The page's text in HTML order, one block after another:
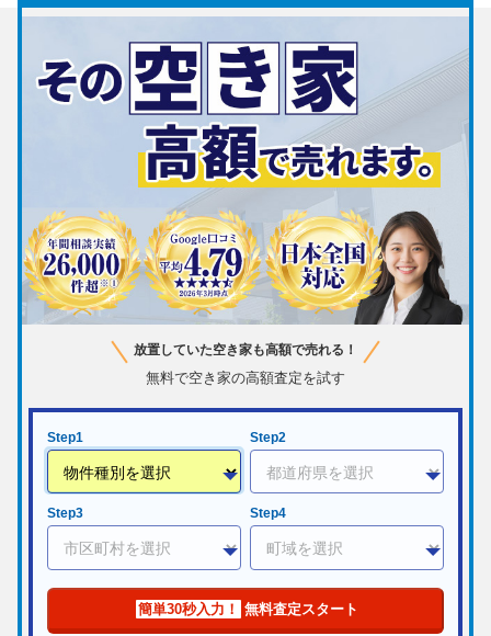
放置していた空き家も高額で売れる！
無料で空き家の高額査定を試す
Step1 Step2
Step3 Step4
簡単30秒入力！ 無料査定スタート